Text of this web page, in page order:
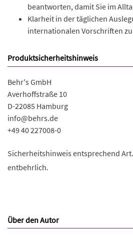
beantworten, damit Sie im
Klarheit in der täglichen
internationalen Vorschriften
Produktsicherheitshinweis
Behr's GmbH
Averhoffstraße 10
D-22085 Hamburg
info@behrs.de
+49 40 227008-0
Sicherheitshinweis entsprechend Art.
entbehrlich.
Über den Autor